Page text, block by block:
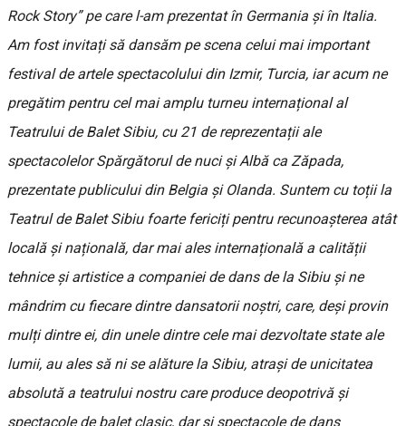
Rock Story” pe care l-am prezentat în Germania și în Italia.
Am fost invitați să dansăm pe scena celui mai important
festival de artele spectacolului din Izmir, Turcia, iar acum ne
pregătim pentru cel mai amplu turneu internațional al
Teatrului de Balet Sibiu, cu 21 de reprezentații ale
spectacolelor Spărgătorul de nuci și Albă ca Zăpada,
prezentate publicului din Belgia și Olanda. Suntem cu toții la
Teatrul de Balet Sibiu foarte fericiți pentru recunoașterea atât
locală și națională, dar mai ales internațională a calității
tehnice și artistice a companiei de dans de la Sibiu și ne
mândrim cu fiecare dintre dansatorii noștri, care, deși provin
mulți dintre ei, din unele dintre cele mai dezvoltate state ale
lumii, au ales să ni se alăture la Sibiu, atrași de unicitatea
absolută a teatrului nostru care produce deopotrivă și
spectacole de balet clasic, dar și spectacole de dans